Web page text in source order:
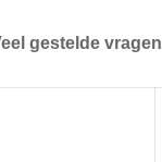
gestelde vragen